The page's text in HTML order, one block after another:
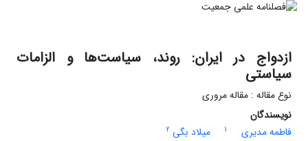
ازدواج در ایران: روند، سیاست‌ها و الزامات
سیاستی
نوع مقاله : مقاله مروری
نویسندگان
فاطمه مدیری
1 میلاد بگی 2